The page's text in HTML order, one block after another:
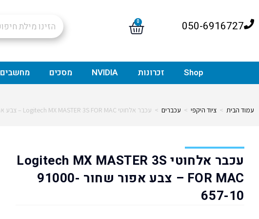
050-6916727
0
Shop זכרונות NVIDIA מסכים מחשבים
עמוד הבית > ציוד היקפי > עכברים > עכבר אלחוטי Logitech MX MASTER 3S FOR MAC – צבע אפור שחור 91000-657-10
עכבר אלחוטי Logitech MX MASTER 3S
FOR MAC – צבע אפור שחור 91000-
657-10